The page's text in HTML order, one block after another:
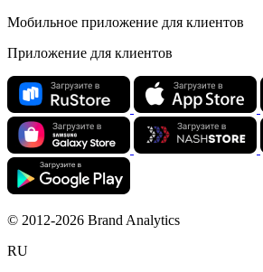
Мобильное приложение для клиентов
Приложение для клиентов
© 2012-2026 Brand Analytics
RU